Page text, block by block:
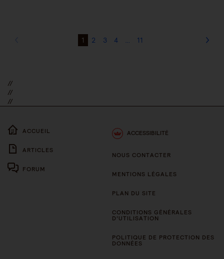
1 2 3 4 … 11
//
//
//
ACCUEIL
ARTICLES
FORUM
ACCESSIBILITÉ
NOUS CONTACTER
MENTIONS LÉGALES
PLAN DU SITE
CONDITIONS GÉNÉRALES
D’UTILISATION
POLITIQUE DE PROTECTION DES
DONNÉES